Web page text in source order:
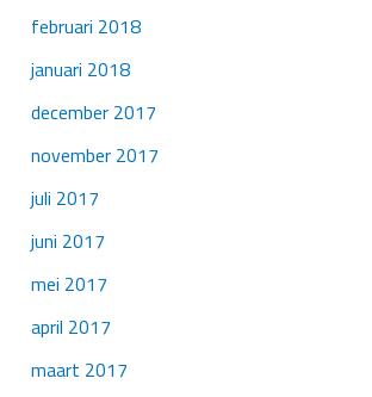
februari 2018
januari 2018
december 2017
november 2017
juli 2017
juni 2017
mei 2017
april 2017
maart 2017